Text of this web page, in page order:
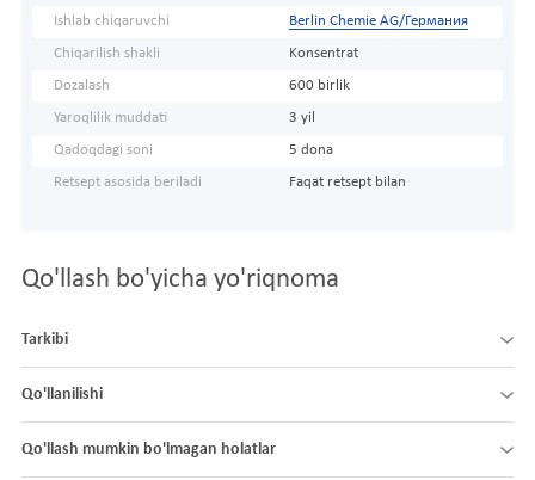
Ishlab chiqaruvchi Berlin Chemie AG/Германия
Chiqarilish shakli Konsentrat
Dozalash 600 birlik
Yaroqlilik muddati 3 yil
Qadoqdagi soni 5 dona
Retsept asosida beriladi Faqat retsept bilan
Qo'llash bo'yicha yo'riqnoma
Tarkibi
Qo'llanilishi
Qo'llash mumkin bo'lmagan holatlar